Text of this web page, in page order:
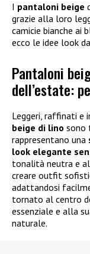
I pantaloni beige
grazie alla loro
camicie bianche ai
ecco le idee look
Pantaloni
dell’estate:
Leggeri, raffinati e
beige di lino sono
rappresentano una
look elegante
tonalità neutra e
creare outfit
adattandosi
tornato al centro
essenziale e alla
naturale.